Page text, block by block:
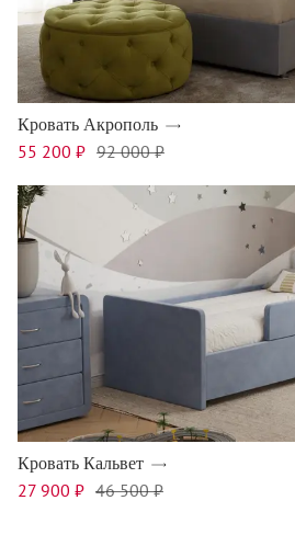
Кровать Акрополь
55 200 ₽ 92 000 ₽
Кровать Кальвет
27 900 ₽ 46 500 ₽